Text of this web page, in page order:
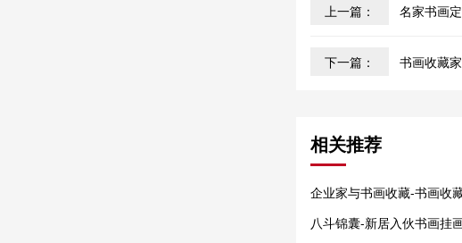
上一篇： 名家书画
下一篇： 书画收藏
相关推荐
企业家与书画收藏-书画收
八斗锦囊-新居入伙书画挂